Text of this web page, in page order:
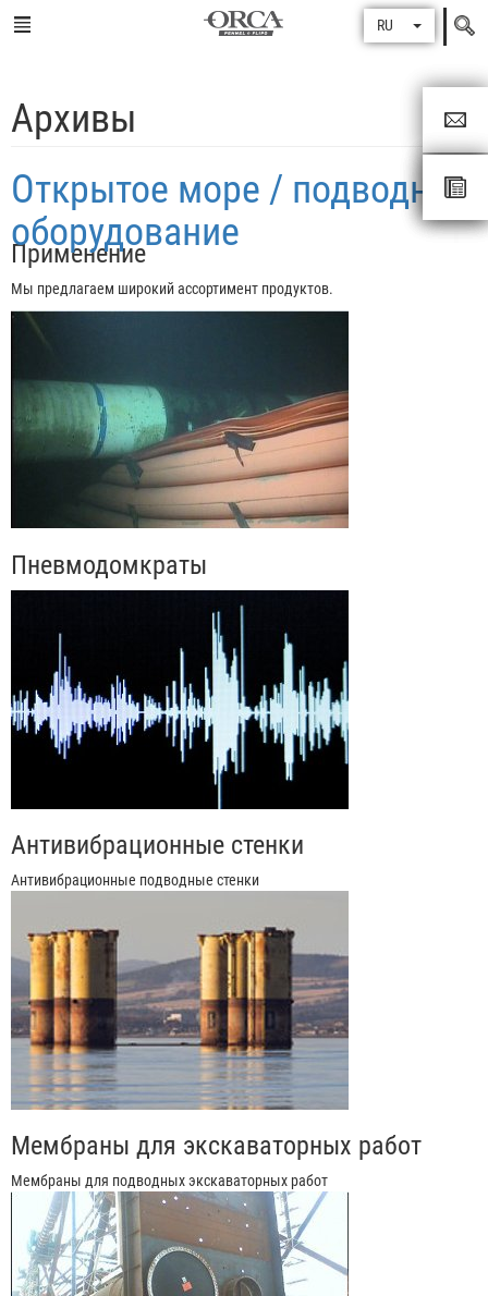
Поиск
по
RU
Архивы
Открытое море / подводное
оборудование
Применение
Мы предлагаем широкий ассортимент продуктов.
Пневмодомкраты
Антивибрационные стенки
Антивибрационные подводные стенки
Мембраны для экскаваторных работ
Мембраны для подводных экскаваторных работ